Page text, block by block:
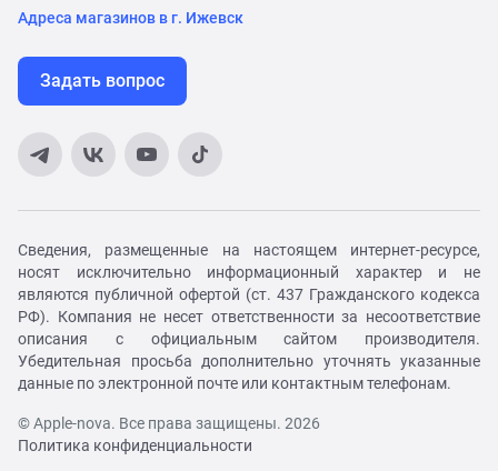
Адреса магазинов в г. Ижевск
Задать вопрос
Сведения, размещенные на настоящем интернет-ресурсе,
носят исключительно информационный характер и не
являются публичной офертой (ст. 437 Гражданского кодекса
РФ). Компания не несет ответственности за несоответствие
описания с официальным сайтом производителя.
Убедительная просьба дополнительно уточнять указанные
данные по электронной почте или контактным телефонам.
© Apple-nova. Все права защищены. 2026
Политика конфиденциальности